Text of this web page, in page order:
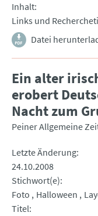
Inhalt
Links und
Datei
Ein alter
erobert
Nacht zum
Peiner Allgemeine
Letzte Änderung
24.10.2008
Stichwort(e)
Foto
Halloween
Titel